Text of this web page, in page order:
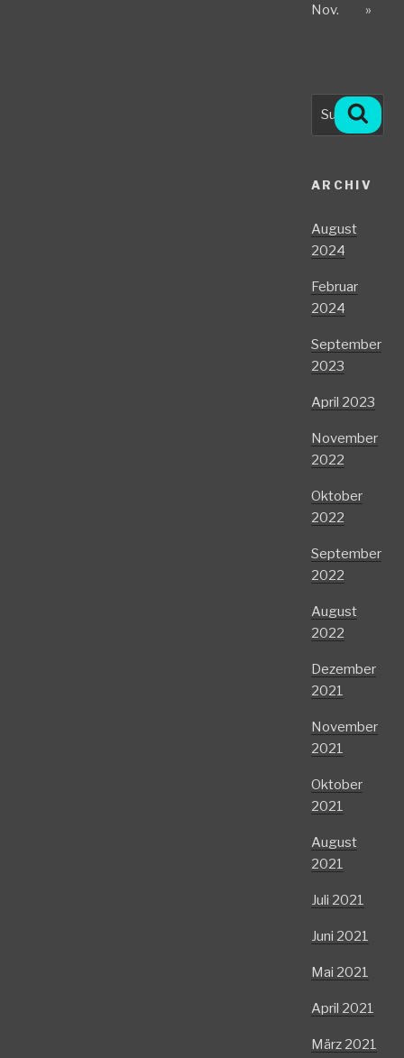
Nov.
»
Suche
nach:
ARCHIV
August
2024
Februar
2024
September
2023
April 2023
November
2022
Oktober
2022
September
2022
August
2022
Dezember
2021
November
2021
Oktober
2021
August
2021
Juli 2021
Juni 2021
Mai 2021
April 2021
März 2021